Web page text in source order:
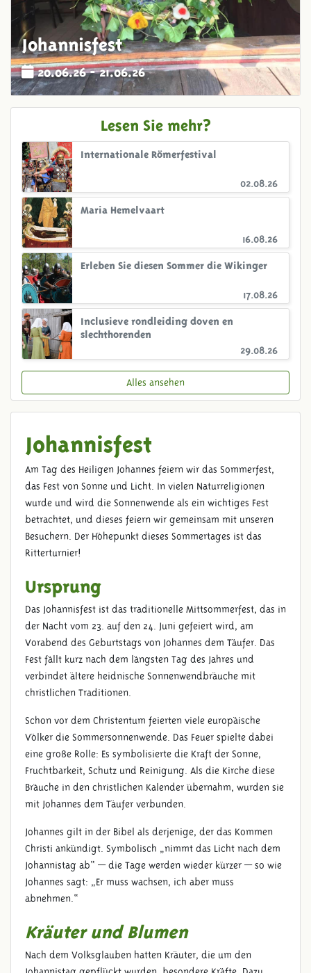
Johannisfest
20.06.26 - 21.06.26
Johannisfest
Am Tag des Heiligen Johannes feiern wir das Sommerfest,
das Fest von Sonne und Licht. In vielen Naturreligionen
wurde und wird die Sonnenwende als ein wichtiges Fest
betrachtet, und dieses feiern wir gemeinsam mit unseren
Besuchern. Der Höhepunkt dieses Sommertages ist das
Ritterturnier!
Ursprung
Das Johannisfest ist das traditionelle Mittsommerfest, das in
der Nacht vom 23. auf den 24. Juni gefeiert wird, am
Vorabend des Geburtstags von Johannes dem Täufer. Das
Fest fällt kurz nach dem längsten Tag des Jahres und
verbindet ältere heidnische Sonnenwendbräuche mit
christlichen Traditionen.
Schon vor dem Christentum feierten viele europäische
Völker die Sommersonnenwende. Das Feuer spielte dabei
eine große Rolle: Es symbolisierte die Kraft der Sonne,
Fruchtbarkeit, Schutz und Reinigung. Als die Kirche diese
Bräuche in den christlichen Kalender übernahm, wurden sie
mit Johannes dem Täufer verbunden.
Johannes gilt in der Bibel als derjenige, der das Kommen
Christi ankündigt. Symbolisch „nimmt das Licht nach dem
Johannistag ab“ — die Tage werden wieder kürzer — so wie
Johannes sagt: „Er muss wachsen, ich aber muss
abnehmen.“
Kräuter und Blumen
Nach dem Volksglauben hatten Kräuter, die um den
Lesen Sie mehr?
02.08.26
Internationale Römerfestival
16.08.26
Maria Hemelvaart
17.08.26
Erleben Sie diesen Sommer die Wikinger
29.08.26
Inclusieve rondleiding doven en
slechthorenden
Alles ansehen